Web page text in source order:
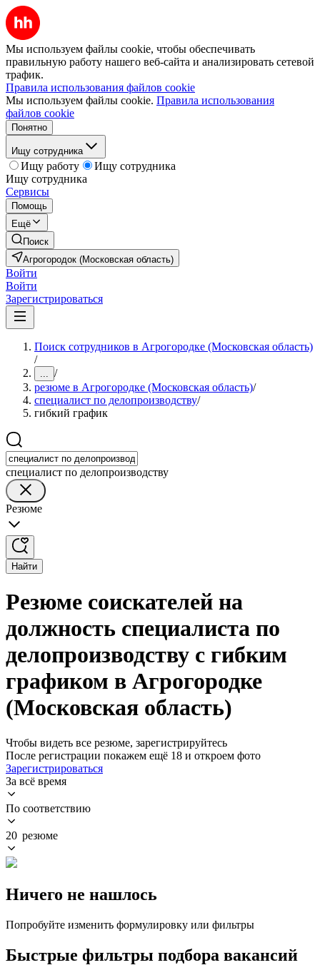
Мы используем файлы cookie, чтобы обеспечивать
правильную работу нашего веб-сайта и анализировать сетевой
трафик.
Правила использования файлов cookie
Мы используем файлы cookie. Правила использования
файлов cookie
Понятно
Ищу сотрудника
Ищу работу
Ищу сотрудника
Ищу сотрудника
Сервисы
Помощь
Ещё
Поиск
Агрогородок (Московская область)
Войти
Войти
Зарегистрироваться
Поиск сотрудников в Агрогородке (Московская область)
/
... /
резюме в Агрогородке (Московская область)/
специалист по делопроизводству/
гибкий график
специалист по делопроизводству
Резюме
Найти
Резюме соискателей на
должность специалиста по
делопроизводству с гибким
графиком в Агрогородке
(Московская область)
Чтобы видеть все резюме, зарегистрируйтесь
После регистрации покажем ещё 18 и откроем фото
Зарегистрироваться
За всё время
По соответствию
20 резюме
Ничего не нашлось
Попробуйте изменить формулировку или фильтры
Быстрые фильтры подбора вакансий